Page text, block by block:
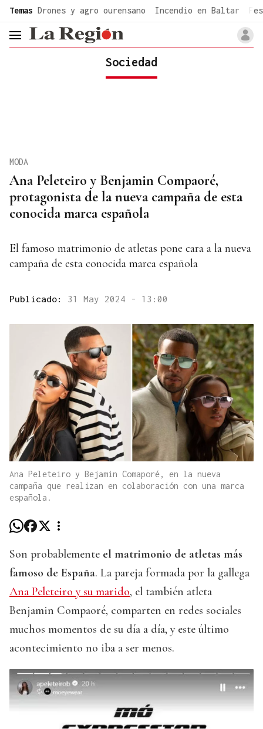
Temas Drones y agro ourensano Incendio en Baltar
header.menu.open
Sociedad
Ana Peleteiro y Benjamin Compaoré,
protagonista de la nueva campaña de esta
conocida marca española
MODA
El famoso matrimonio de atletas pone cara a la nueva
campaña de esta conocida marca española
Publicado: 31 May 2024 - 13:00
Ana Peleteiro y Bejamin Comaporé, en la nueva
campaña que realizan en colaboración con una marca
española.
Son probablemente el matrimonio de atletas más
famoso de España. La pareja formada por la gallega
Ana Peleteiro y su marido, el también atleta
Benjamin Compaoré, comparten en redes sociales
muchos momentos de su día a día, y este último
acontecimiento no iba a ser menos.